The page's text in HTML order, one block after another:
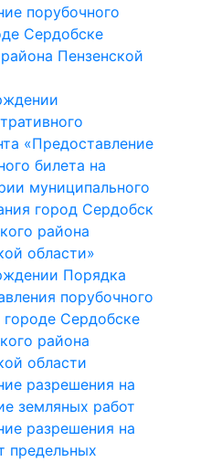
порубочного
Сердобске
Пензенской
«Предоставление
билета на
муниципального
город Сердобск
района
области»
Порядка
порубочного
городе Сердобске
района
области
разрешения на
земляных работ
разрешения на
предельных